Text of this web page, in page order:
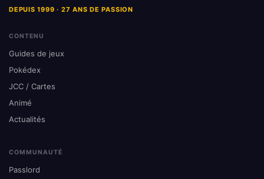
DEPUIS 1999 · 27 ANS DE PASSION
CONTENU
Guides de jeux
Pokédex
JCC / Cartes
Animé
Actualités
COMMUNAUTÉ
Passlord